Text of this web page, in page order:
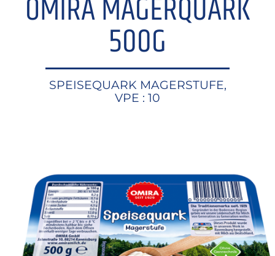
OMIRA MAGERQUARK
500G
SPEISEQUARK MAGERSTUFE,
VPE : 10